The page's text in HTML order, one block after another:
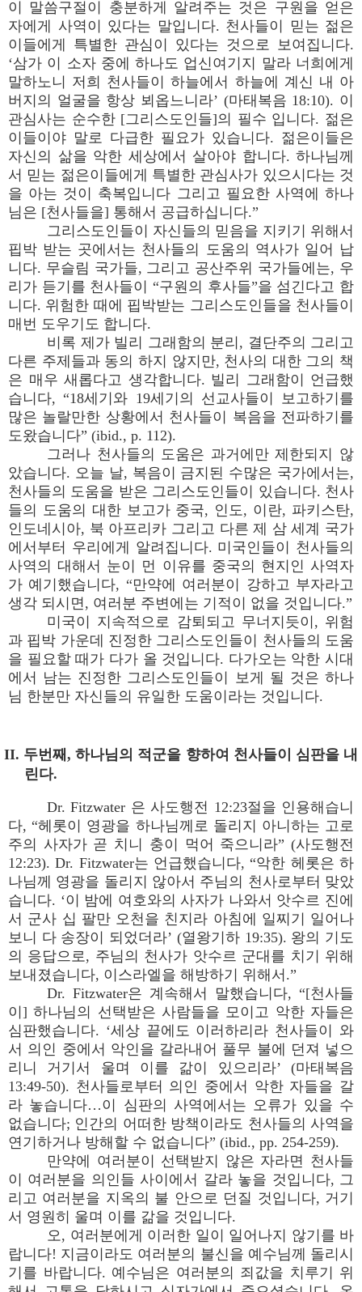
이 말씀구절이 충분하게 알려주는 것은 구원을 얻은
자에게 사역이 있다는 말입니다. 천사들이 믿는 젊은
이들에게 특별한 관심이 있다는 것으로 보여집니다.
‘삼가 이 소자 중에 하나도 업신여기지 말라 너희에게
말하노니 저희 천사들이 하늘에서 하늘에 계신 내 아
버지의 얼굴을 항상 뵈옵느니라’ (마태복음 18:10). 이
관심사는 순수한 [그리스도인들]의 필수 입니다. 젊은
이들이야 말로 다급한 필요가 있습니다. 젊은이들은
자신의 삶을 악한 세상에서 살아야 합니다. 하나님께
서 믿는 젊은이들에게 특별한 관심사가 있으시다는 것
을 아는 것이 축복입니다 그리고 필요한 사역에 하나
님은 [천사들을] 통해서 공급하십니다.”
그리스도인들이 자신들의 믿음을 지키기 위해서
핍박 받는 곳에서는 천사들의 도움의 역사가 일어 납
니다. 무슬림 국가들, 그리고 공산주위 국가들에는, 우
리가 듣기를 천사들이 “구원의 후사들”을 섬긴다고 합
니다. 위험한 때에 핍박받는 그리스도인들을 천사들이
매번 도우기도 합니다.
비록 제가 빌리 그래함의 분리, 결단주의 그리고
다른 주제들과 동의 하지 않지만, 천사의 대한 그의 책
은 매우 새롭다고 생각합니다. 빌리 그래함이 언급했
습니다, “18세기와 19세기의 선교사들이 보고하기를
많은 놀랄만한 상황에서 천사들이 복음을 전파하기를
도왔습니다” (ibid., p. 112).
그러나 천사들의 도움은 과거에만 제한되지 않
았습니다. 오늘 날, 복음이 금지된 수많은 국가에서는,
천사들의 도움을 받은 그리스도인들이 있습니다. 천사
들의 도움의 대한 보고가 중국, 인도, 이란, 파키스탄,
인도네시아, 북 아프리카 그리고 다른 제 삼 세계 국가
에서부터 우리에게 알려집니다. 미국인들이 천사들의
사역의 대해서 눈이 먼 이유를 중국의 현지인 사역자
가 예기했습니다, “만약에 여러분이 강하고 부자라고
생각 되시면, 여러분 주변에는 기적이 없을 것입니다.”
미국이 지속적으로 감퇴되고 무너지듯이, 위험
과 핍박 가운데 진정한 그리스도인들이 천사들의 도움
을 필요할 때가 다가 올 것입니다. 다가오는 악한 시대
에서 남는 진정한 그리스도인들이 보게 될 것은 하나
님 한분만 자신들의 유일한 도움이라는 것입니다.
II. 두번째, 하나님의 적군을 향하여 천사들이 심판을 내
린다.
Dr. Fitzwater 은 사도행전 12:23절을 인용해습니
다, “헤롯이 영광을 하나님께로 돌리지 아니하는 고로
주의 사자가 곧 치니 충이 먹어 죽으니라” (사도행전
12:23). Dr. Fitzwater는 언급했습니다, “악한 헤롯은 하
나님께 영광을 돌리지 않아서 주님의 천사로부터 맞았
습니다. ‘이 밤에 여호와의 사자가 나와서 앗수르 진에
서 군사 십 팔만 오천을 친지라 아침에 일찌기 일어나
보니 다 송장이 되었더라’ (열왕기하 19:35). 왕의 기도
의 응답으로, 주님의 천사가 앗수르 군대를 치기 위해
보내졌습니다, 이스라엘을 해방하기 위해서.”
Dr. Fitzwater은 계속해서 말했습니다, “[천사들
이] 하나님의 선택받은 사람들을 모이고 악한 자들은
심판했습니다. ‘세상 끝에도 이러하리라 천사들이 와
서 의인 중에서 악인을 갈라내어 풀무 불에 던져 넣으
리니 거기서 울며 이를 갊이 있으리라’ (마태복음
13:49-50). 천사들로부터 의인 중에서 악한 자들을 갈
라 놓습니다…이 심판의 사역에서는 오류가 있을 수
없습니다; 인간의 어떠한 방책이라도 천사들의 사역을
연기하거나 방해할 수 없습니다” (ibid., pp. 254-259).
만약에 여러분이 선택받지 않은 자라면 천사들
이 여러분을 의인들 사이에서 갈라 놓을 것입니다, 그
리고 여러분을 지옥의 불 안으로 던질 것입니다, 거기
서 영원히 울며 이를 갊을 것입니다.
오, 여러분에게 이러한 일이 일어나지 않기를 바
랍니다! 지금이라도 여러분의 불신을 예수님께 돌리시
기를 바랍니다. 예수님은 여러분의 죄값을 치루기 위